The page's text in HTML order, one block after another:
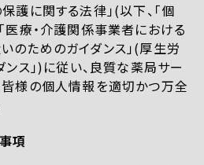
護に関する法律」(以下、「個
医療・介護関係事業者における
のためのガイダンス」(厚生労
ンス」)に従い、良質な薬局サー
皆様の個人情報を適切かつ万全
項